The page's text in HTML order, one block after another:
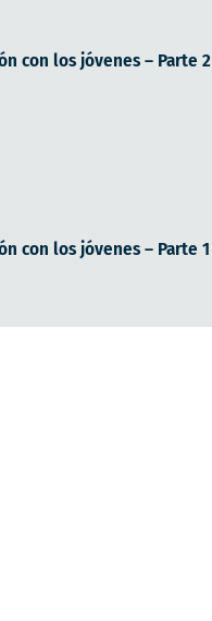
con los jóvenes – Parte 2
con los jóvenes – Parte 1